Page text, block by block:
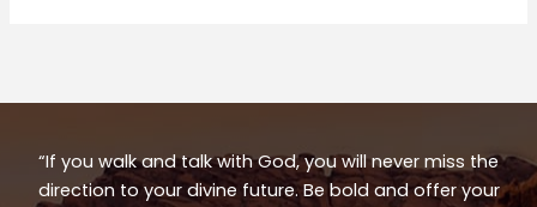
“If you walk and talk with God, you will never miss the
direction to your divine future. Be bold and offer your